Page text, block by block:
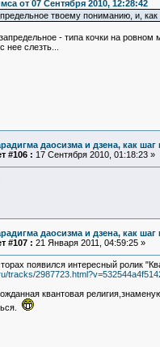
от 07 Сентября 2010, 12:28:42
твоему пониманию, и,
- типа кочки на ровном
нее слезть...
даосизма и дзена, как
#106 : 17 Сентября 2010, 01:18:23 »
даосизма и дзена, как
#107 : 21 Января 2011, 04:59:25 »
появился интересный ролик
tracks/
квантовая